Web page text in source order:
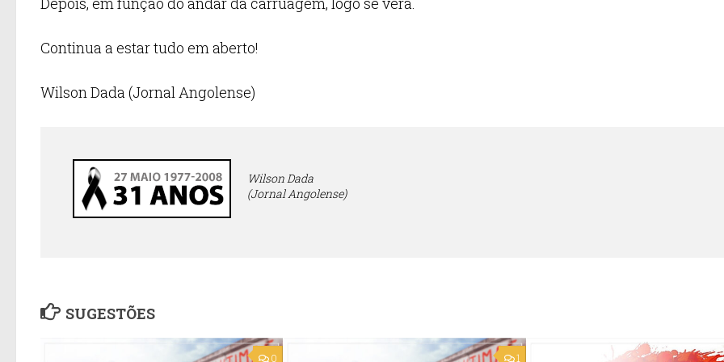
Continua a estar tudo em aberto!
Wilson Dada (Jornal Angolense)
Wilson Dada
(Jornal Angolense)
SUGESTÕES
0 1